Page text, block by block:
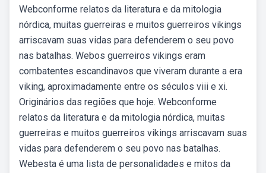
Webconforme relatos da literatura e da mitologia
nórdica, muitas guerreiras e muitos guerreiros vikings
arriscavam suas vidas para defenderem o seu povo
nas batalhas. Webos guerreiros vikings eram
combatentes escandinavos que viveram durante a era
viking, aproximadamente entre os séculos viii e xi.
Originários das regiões que hoje. Webconforme
relatos da literatura e da mitologia nórdica, muitas
guerreiras e muitos guerreiros vikings arriscavam suas
vidas para defenderem o seu povo nas batalhas.
Webesta é uma lista de personalidades e mitos da